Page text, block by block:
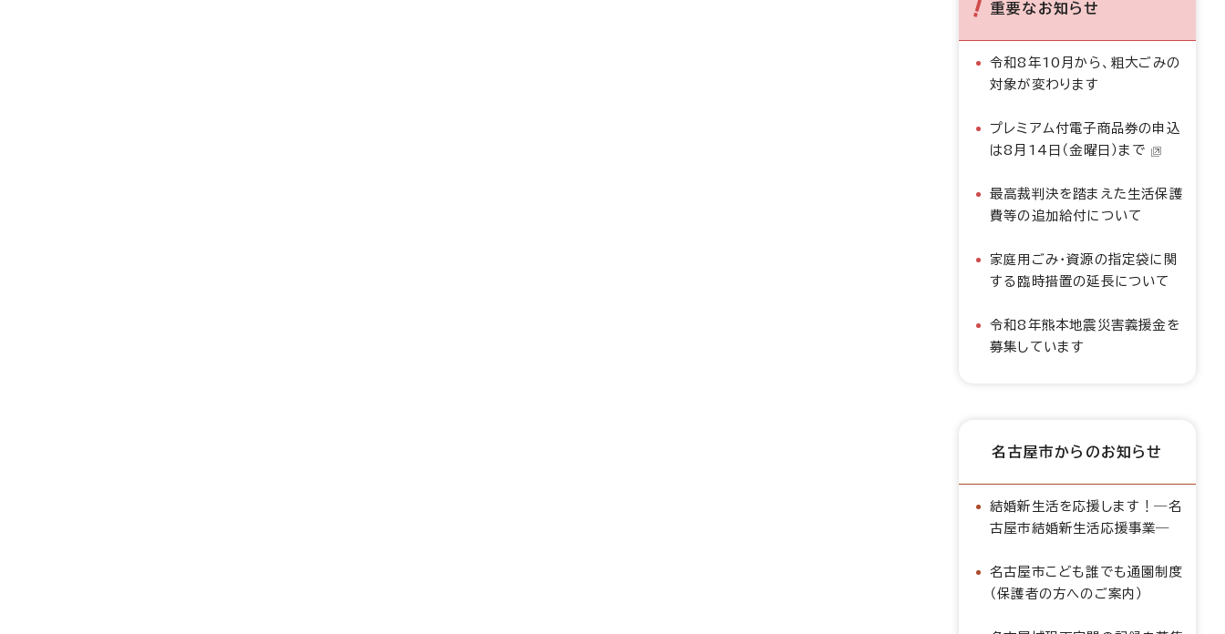
重要なお知らせ
令和8年10月から、粗大ごみの
対象が変わります
プレミアム付電子商品券の申込
は8月14日（金曜日）まで
最高裁判決を踏まえた生活保護
費等の追加給付について
家庭用ごみ・資源の指定袋に関
する臨時措置の延長について
令和8年熊本地震災害義援金を
募集しています
名古屋市からのお知らせ
結婚新生活を応援します！―名
古屋市結婚新生活応援事業―
名古屋市こども誰でも通園制度
（保護者の方へのご案内）